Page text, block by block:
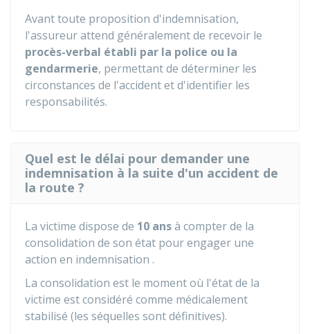
Avant toute proposition d'indemnisation,
l'assureur attend généralement de recevoir le
procès-verbal établi par la police ou la
gendarmerie, permettant de déterminer les
circonstances de l'accident et d'identifier les
responsabilités.
Quel est le délai pour demander une
indemnisation à la suite d'un accident de
la route ?
La victime dispose de 10 ansà compter de la
consolidation de son état pour engager une
action en indemnisation .
La consolidation est le moment où l'état de la
victime est considéré comme médicalement
stabilisé (les séquelles sont définitives).